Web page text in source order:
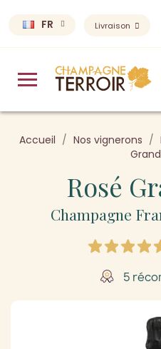
FR Livraison
Accueil Nos vignerons
Rosé
Champagne
5